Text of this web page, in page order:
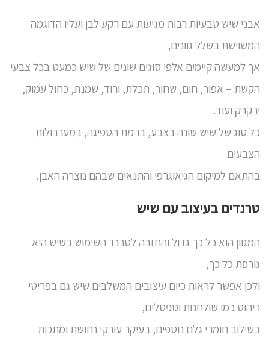
אבני שיש טבעיות רבות מגיעות עם רקע לבן ועליו הדוגמה
המשוישת בשלל גוונים,
אך למעשה קיימים אלפי סוגים שונים של שיש כמעט בכל צבעי
הקשת – אפור, חום, שחור, תכלת, ורוד, שמנת, כחול עמוק,
ירקרק ועוד.
כל סוג של שיש שונה בצבע, ברמת הספיגה, במערבולות
הצבעים
בהתאם למיקום הגיאוגרפי והתנאים שבהם נוצרה האבן.
טרנדים בעיצוב עם שיש
המגוון הוא כל כך גדול והחזרה לטרנד השימוש בשיש היא
גורפת כל כך,
ולכן אפשר לראות כיום עיצובים המשלבים שיש גם בפריטי
ריהוט כמו שולחנות וספסלים,
בשילוב חומרי גלם נוספים, בעיקר עורקי נחושת ומתכות